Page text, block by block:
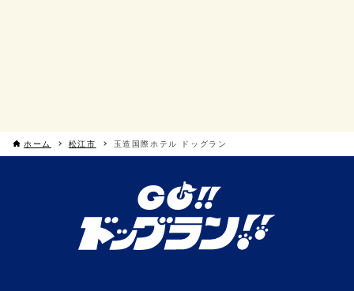
ホーム 松江市 玉造国際ホテル ドッグラン